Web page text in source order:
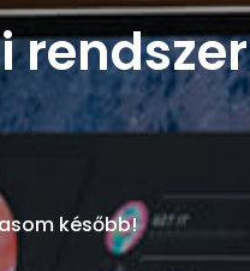
rendszer
később!